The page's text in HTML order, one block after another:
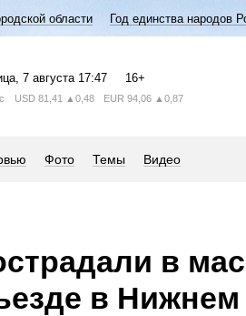
области Год единства народов
, 7 августа 17:47 16+
USD 81,41 ▲0,48 EUR 94,06 ▲0,87
Фото Темы Видео
в
в